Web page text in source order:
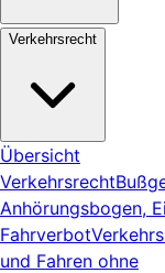
Verkehrsrecht
Übersicht
Verkehrsrecht
Anhörungsbogen,
Fahrverbot
und Fahren ohne